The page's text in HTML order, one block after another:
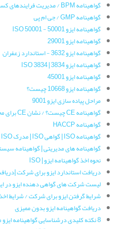
گواهینامه‌ BPM / مدیریت فرایندهای کسب و کار
گواهینامه‌ GMP / جی ام پی
گواهینامه ایزو 50001 - ISO 50001
گواهینامه‌ ایزو 29001
گواهینامه ایزو 3632 - استاندارد زعفران
گواهینامه‌ ایزو 3834 | ISO 3834
گواهینامه ایزو 45001
گواهینامه ایزو 10668 چیست؟
مراحل پیاده سازی ایزو 9001
گواهینامه CE چیست؟ / نشان CE برای محصول
گواهینامه HACCP
گواهینامه ISO | گواهی ISO | مدرک ISO
گواهینامه های مدیریتی | گواهینامه
نحوه اخذ گواهینامه ایزو | ISO
دریافت استاندارد ایزو برای شرکت |دریافت
لیست شرکت های گواهی دهنده ایزو در
شرایط گرفتن ایزو برای شرکت / شرایط اخذ ISO
دریافت گواهینامه ایزو بدون ممیزی
8 نکته کلیدی درشناسایی گواهینامه ایزو معتبر و اصل +ویدیو